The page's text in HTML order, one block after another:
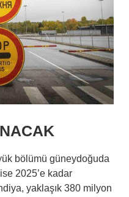
bölümü güneydoğuda
2025’e kadar
yaklaşık 380 milyon